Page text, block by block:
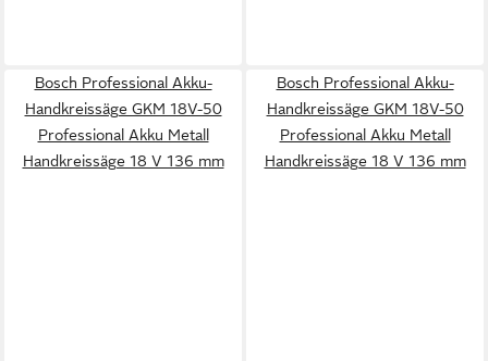
Bosch Professional Akku-
Handkreissäge GKM 18V-50
Professional Akku Metall
Handkreissäge 18 V 136 mm
Bosch Professional Akku-
Handkreissäge GKM 18V-50
Professional Akku Metall
Handkreissäge 18 V 136 mm